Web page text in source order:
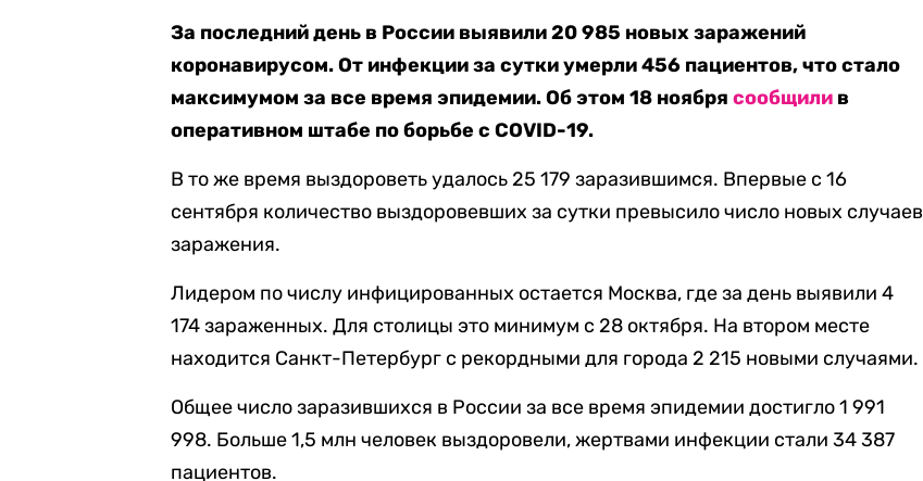
За последний день в России выявили 20 985 новых заражений
коронавирусом. От инфекции за сутки умерли 456 пациентов, что стало
максимумом за все время эпидемии. Об этом 18 ноябрясообщили в
оперативном штабе по борьбе с COVID-19.
В то же время выздороветь удалось 25 179 заразившимся. Впервые с 16
сентября количество выздоровевших за сутки превысило число новых случаев
заражения.
Лидером по числу инфицированных остается Москва, где за день выявили 4
174 зараженных. Для столицы это минимум с 28 октября. На втором месте
находится Санкт-Петербург с рекордными для города 2 215 новыми случаями.
Общее число заразившихся в России за все время эпидемии достигло 1 991
998. Больше 1,5 млн человек выздоровели, жертвами инфекции стали 34 387
пациентов.